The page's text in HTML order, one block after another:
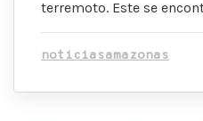
terremoto. Este se
noticiasamazonas